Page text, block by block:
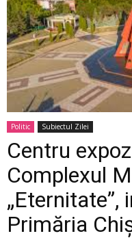
Politic Subiectul Zilei
Centru
Complexul
„Eternitate”,
Primăria